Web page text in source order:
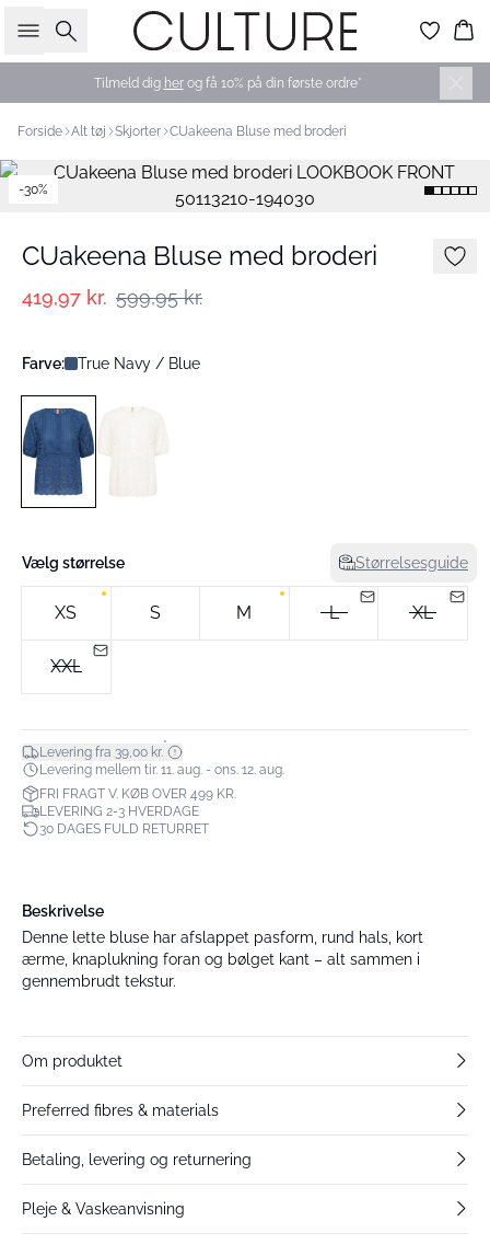
Søg
Tilmeld dig herog få 10% på din første ordre*
Forside Alt tøj Skjorter CUakeena Bluse med broderi
-30%
CUakeena Bluse med broderi
419,97 kr. 599,95 kr.
Farve: True Navy / Blue
Vælg størrelse Størrelsesguide
XS S M L XL
XXL
Levering fra 39,00 kr.*
Levering mellem tir. 11. aug. - ons. 12. aug.
FRI FRAGT V. KØB OVER 499 KR.
LEVERING 2-3 HVERDAGE
30 DAGES FULD RETURRET
Beskrivelse
Denne lette bluse har afslappet pasform, rund hals, kort
ærme, knaplukning foran og bølget kant – alt sammen i
gennembrudt tekstur.
Om produktet
Preferred fibres & materials
Betaling, levering og returnering
Pleje & Vaskeanvisning